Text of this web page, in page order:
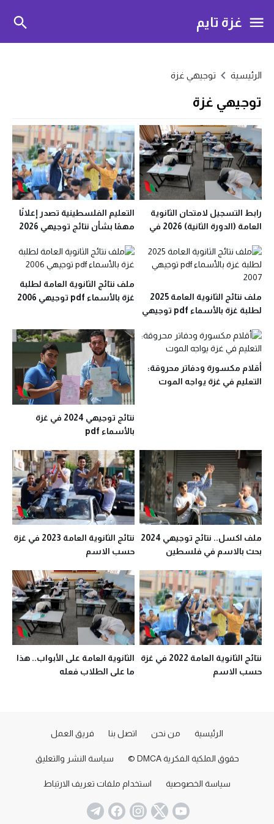
غزة تايم
الرئيسية توجيهي غزة
توجيهي غزة
رابط التسجيل لامتحان الثانوية
العامة (الدورة الثانية) 2026 في
التعليم الفلسطينية تصدر إعلانًا
مهمًا بشأن نتائج توجيهي 2026
ملف نتائج الثانوية العامة 2025
لطلبة غزة بالأسماء pdf توجيهي
ملف نتائج الثانوية العامة لطلبة
غزة بالأسماء pdf توجيهي 2006
أقلام مكسورة ودفاتر محروقة:
التعليم في غزة يواجه الموت
نتائج توجيهي 2024 في غزة
بالأسماء pdf
ملف اكسل.. نتائج توجيهي 2024
بحث بالاسم في فلسطين
نتائج الثانوية العامة 2023 في غزة
حسب الاسم
نتائج الثانوية العامة 2022 في غزة
حسب الاسم
الثانوية العامة على الأبواب.. هذا
ما على الطلاب فعله
الرئيسية من نحن اتصل بنا فريق العمل
حقوق الملكية الفكرية DMCA © سياسة النشر والتعليق
سياسة الخصوصية استخدام ملفات تعريف الارتباط